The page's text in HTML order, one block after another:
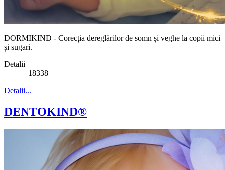
DORMIKIND - Corecția dereglărilor de somn și veghe la copii mici
și sugari.
Detalii
18338
Detalii...
DENTOKIND®